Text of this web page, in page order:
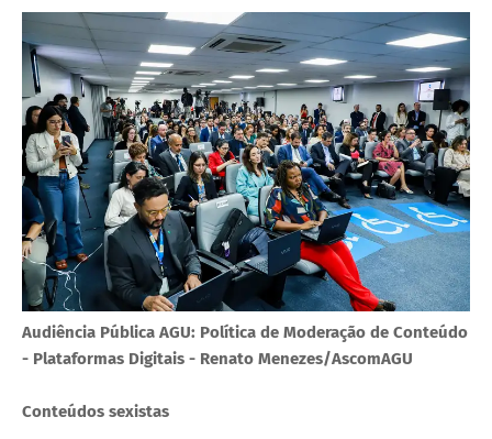
Audiência Pública AGU: Política de Moderação de Conteúdo
- Plataformas Digitais - Renato Menezes/AscomAGU
Conteúdos sexistas